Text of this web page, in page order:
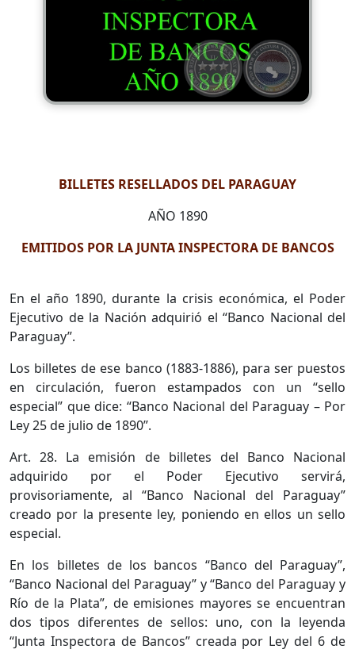
BILLETES RESELLADOS DEL PARAGUAY
AÑO 1890
EMITIDOS POR LA JUNTA INSPECTORA DE BANCOS
En el año 1890, durante la crisis económica, el Poder
Ejecutivo de la Nación adquirió el “Banco Nacional del
Paraguay”.
Los billetes de ese banco (1883-1886), para ser puestos
en circulación, fueron estampados con un “sello
especial” que dice: “Banco Nacional del Paraguay – Por
Ley 25 de julio de 1890”.
Art. 28. La emisión de billetes del Banco Nacional
adquirido por el Poder Ejecutivo servirá,
provisoriamente, al “Banco Nacional del Paraguay”
creado por la presente ley, poniendo en ellos un sello
especial.
En los billetes de los bancos “Banco del Paraguay”,
“Banco Nacional del Paraguay” y “Banco del Paraguay y
Río de la Plata”, de emisiones mayores se encuentran
dos tipos diferentes de sellos: uno, con la leyenda
“Junta Inspectora de Bancos” creada por Ley del 6 de